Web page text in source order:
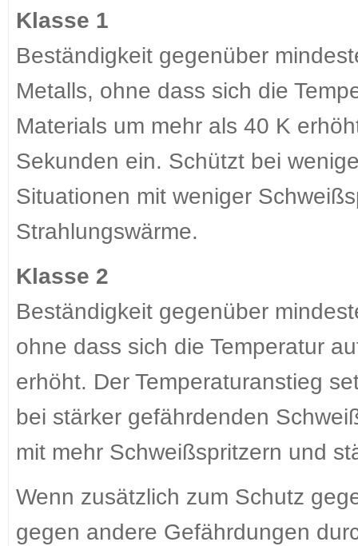
Klasse 1
Beständigkeit gegenüber
Metalls, ohne dass sich die
Materials um mehr als 40 K
Sekunden ein. Schützt bei
Situationen mit weniger
Strahlungswärme.
Klasse 2
Beständigkeit gegenüber
ohne dass sich die Temperatur
erhöht. Der Temperaturanstieg
bei stärker gefährdenden
mit mehr Schweißspritzern und
Wenn zusätzlich zum Schutz
gegen andere Gefährdungen